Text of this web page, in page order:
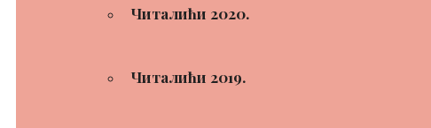
Читалићи 2020.
Читалићи 2019.